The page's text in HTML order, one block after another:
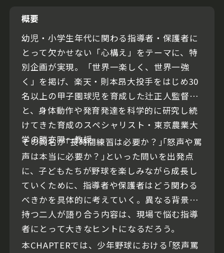
概要
幼児・小学生年代に関わる指導者・保護者に
とって欠かせない「心構え」をテーマに、特
別企画が実現。「世界一楽しく、世界一強
く」を掲げ、楽天・則本昂大投手をはじめ30
名以上の甲子園球児を育成した辻正人監督
と、身体動作や発育発達を科学的に研究し続
けてきた育成のスペシャリスト・東京農業大
学の勝亦陽一教授。
その両名が｢長時間練習は必要か？｣｢怒声や罵
声は本当に必要か？｣といった問いを出発点
に、子どもたちが野球を楽しみながら成長し
ていくために、指導者や保護者はどう関わる
べきかを具体的に考えていく。異なる背景を
持つ二人が語り合う内容は、現場で悩む指導
者にとって大きなヒントになるだろう。
本CHAPTERでは、少年野球における｢怒声罵